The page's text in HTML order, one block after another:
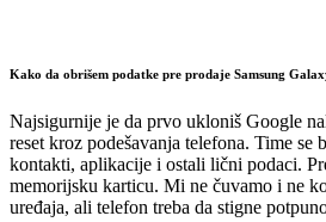
Kako da obrišem podatke pre prodaje Samsung
Najsigurnije je da prvo ukloniš Google
reset kroz podešavanja telefona. Time se
kontakti, aplikacije i ostali lični podaci.
memorijsku karticu. Mi ne čuvamo i ne
uređaja, ali telefon treba da stigne